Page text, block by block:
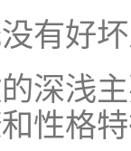
有好坏
深浅
性格